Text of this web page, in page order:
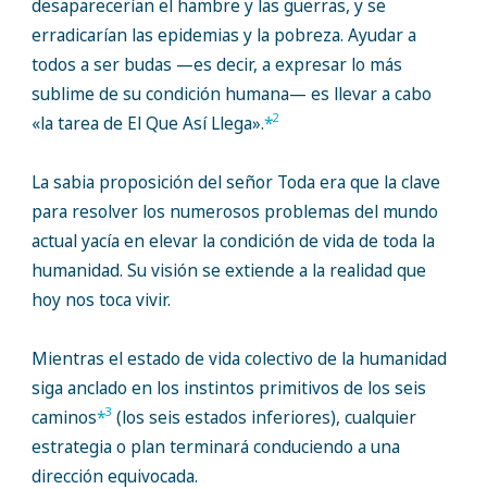
desaparecerían el hambre y las guerras, y se
erradicarían las epidemias y la pobreza. Ayudar a
todos a ser budas —es decir, a expresar lo más
sublime de su condición humana— es llevar a cabo
«la tarea de El Que Así Llega».*2
La sabia proposición del señor Toda era que la clave
para resolver los numerosos problemas del mundo
actual yacía en elevar la condición de vida de toda la
humanidad. Su visión se extiende a la realidad que
hoy nos toca vivir.
Mientras el estado de vida colectivo de la humanidad
siga anclado en los instintos primitivos de los seis
caminos*3 (los seis estados inferiores), cualquier
estrategia o plan terminará conduciendo a una
dirección equivocada.